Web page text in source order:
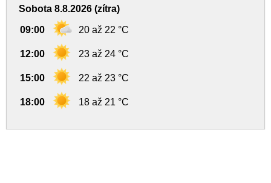
Sobota 8.8.2026 (zítra)
09:00 20 až 22 °C
12:00 23 až 24 °C
15:00 22 až 23 °C
18:00 18 až 21 °C